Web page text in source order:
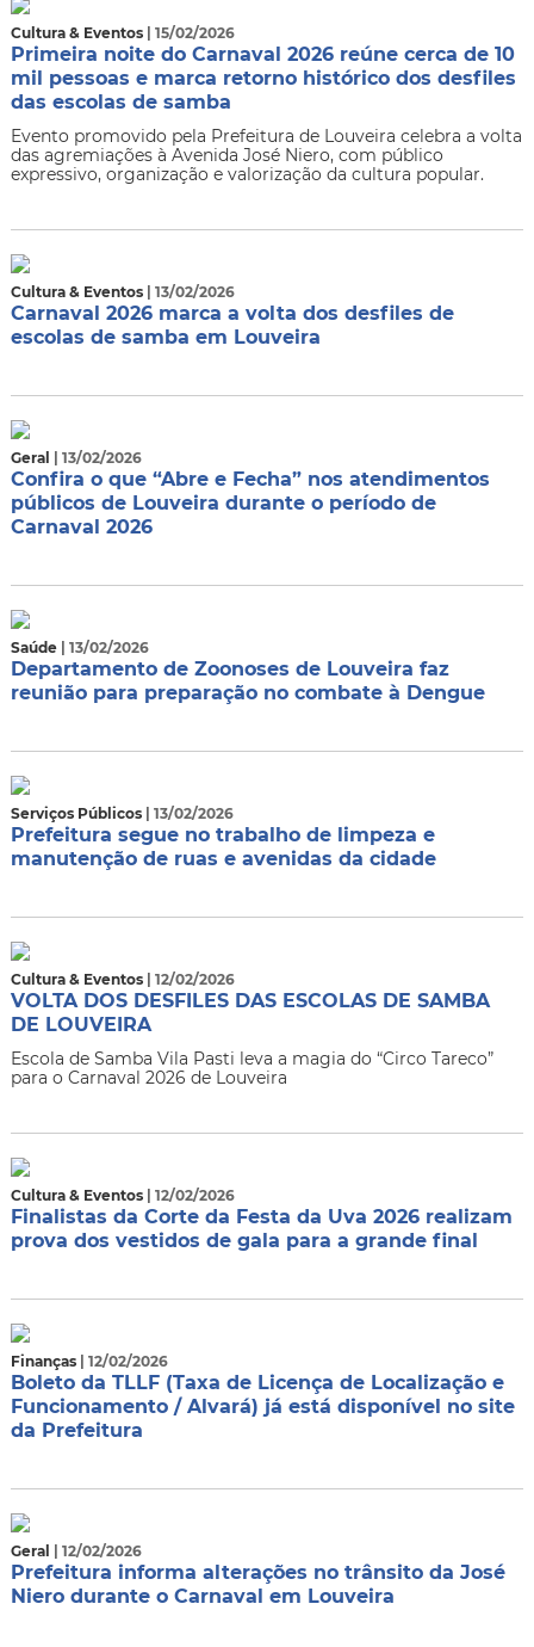
Cultura & Eventos | 15/02/2026
Primeira noite do Carnaval 2026 reúne cerca de 10
mil pessoas e marca retorno histórico dos desfiles
das escolas de samba
Evento promovido pela Prefeitura de Louveira celebra a volta
das agremiações à Avenida José Niero, com público
expressivo, organização e valorização da cultura popular.
Cultura & Eventos | 13/02/2026
Carnaval 2026 marca a volta dos desfiles de
escolas de samba em Louveira
Geral | 13/02/2026
Confira o que “Abre e Fecha” nos atendimentos
públicos de Louveira durante o período de
Carnaval 2026
Saúde | 13/02/2026
Departamento de Zoonoses de Louveira faz
reunião para preparação no combate à Dengue
Serviços Públicos | 13/02/2026
Prefeitura segue no trabalho de limpeza e
manutenção de ruas e avenidas da cidade
Cultura & Eventos | 12/02/2026
VOLTA DOS DESFILES DAS ESCOLAS DE SAMBA
DE LOUVEIRA
Escola de Samba Vila Pasti leva a magia do “Circo Tareco”
para o Carnaval 2026 de Louveira
Cultura & Eventos | 12/02/2026
Finalistas da Corte da Festa da Uva 2026 realizam
prova dos vestidos de gala para a grande final
Finanças | 12/02/2026
Boleto da TLLF (Taxa de Licença de Localização e
Funcionamento / Alvará) já está disponível no site
da Prefeitura
Geral | 12/02/2026
Prefeitura informa alterações no trânsito da José
Niero durante o Carnaval em Louveira